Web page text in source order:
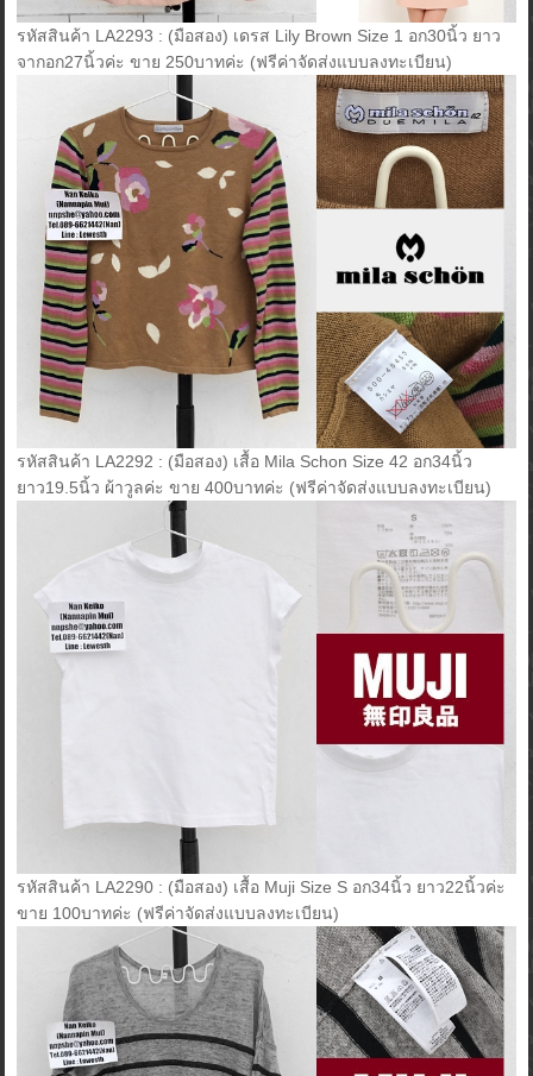
รหัสสินค้า LA2293 : (มือสอง) เดรส Lily Brown Size 1 อก30นิ้ว ยาว
จากอก27นิ้วค่ะ ขาย 250บาทค่ะ (ฟรีค่าจัดส่งแบบลงทะเบียน)
รหัสสินค้า LA2292 : (มือสอง) เสื้อ Mila Schon Size 42 อก34นิ้ว
ยาว19.5นิ้ว ผ้าวูลค่ะ ขาย 400บาทค่ะ (ฟรีค่าจัดส่งแบบลงทะเบียน)
รหัสสินค้า LA2290 : (มือสอง) เสื้อ Muji Size S อก34นิ้ว ยาว22นิ้วค่ะ
ขาย 100บาทค่ะ (ฟรีค่าจัดส่งแบบลงทะเบียน)